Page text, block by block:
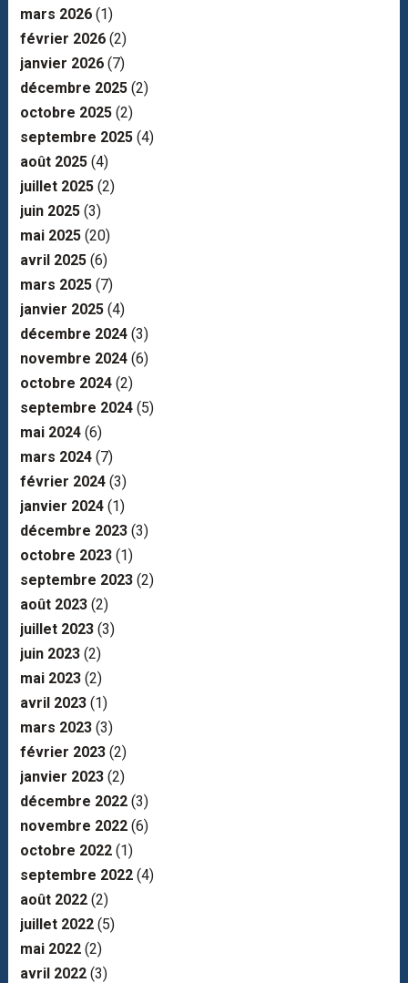
mars 2026(1)
février 2026(2)
janvier 2026(7)
décembre 2025(2)
octobre 2025(2)
septembre 2025(4)
août 2025(4)
juillet 2025(2)
juin 2025(3)
mai 2025(20)
avril 2025(6)
mars 2025(7)
janvier 2025(4)
décembre 2024(3)
novembre 2024(6)
octobre 2024(2)
septembre 2024(5)
mai 2024(6)
mars 2024(7)
février 2024(3)
janvier 2024(1)
décembre 2023(3)
octobre 2023(1)
septembre 2023(2)
août 2023(2)
juillet 2023(3)
juin 2023(2)
mai 2023(2)
avril 2023(1)
mars 2023(3)
février 2023(2)
janvier 2023(2)
décembre 2022(3)
novembre 2022(6)
octobre 2022(1)
septembre 2022(4)
août 2022(2)
juillet 2022(5)
mai 2022(2)
avril 2022(3)